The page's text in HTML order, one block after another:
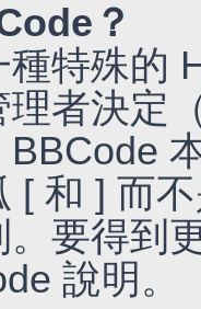
？
種特殊的
理者決定
[ 和 ] 而
。要得到
說明。